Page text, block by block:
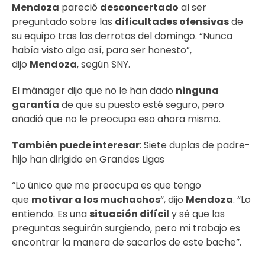
Mendoza pareció desconcertado al ser
preguntado sobre las dificultades ofensivasde
su equipo tras las derrotas del domingo. “Nunca
había visto algo así, para ser honesto”,
dijo Mendoza, según SNY.
El mánager dijo que no le han dado ninguna
garantía de que su puesto esté seguro, pero
añadió que no le preocupa eso ahora mismo.
También puede interesar: Siete duplas de padre-
hijo han dirigido en Grandes Ligas
“Lo único que me preocupa es que tengo
que motivar a los muchachos“, dijo Mendoza. “Lo
entiendo. Es una situación difícil y sé que las
preguntas seguirán surgiendo, pero mi trabajo es
encontrar la manera de sacarlos de este bache”.